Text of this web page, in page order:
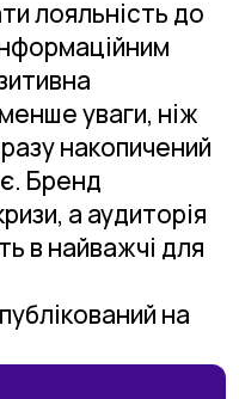
лояльність до
уваги, ніж
накопичений
Бренд
а аудиторія
в найважчі для
на